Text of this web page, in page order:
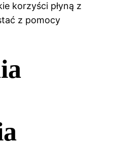
korzyści płyną z
z pomocy